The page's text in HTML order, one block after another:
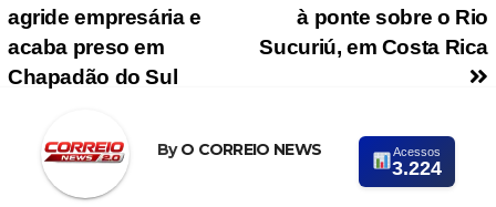
à ponte sobre o Rio
Sucuriú, em Costa Rica
agride empresária e
acaba preso em
Chapadão do Sul
ByO CORREIO NEWS Acessos
3.224